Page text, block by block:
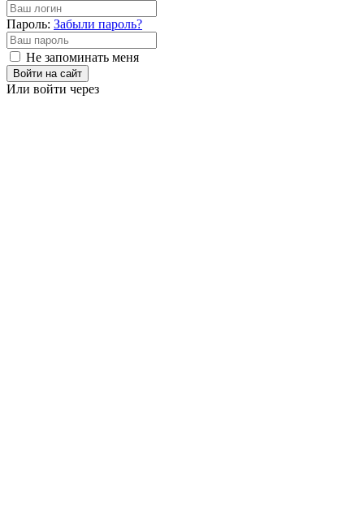
Пароль: Забыли пароль?
Не запоминать меня
Войти на сайт
Или войти через